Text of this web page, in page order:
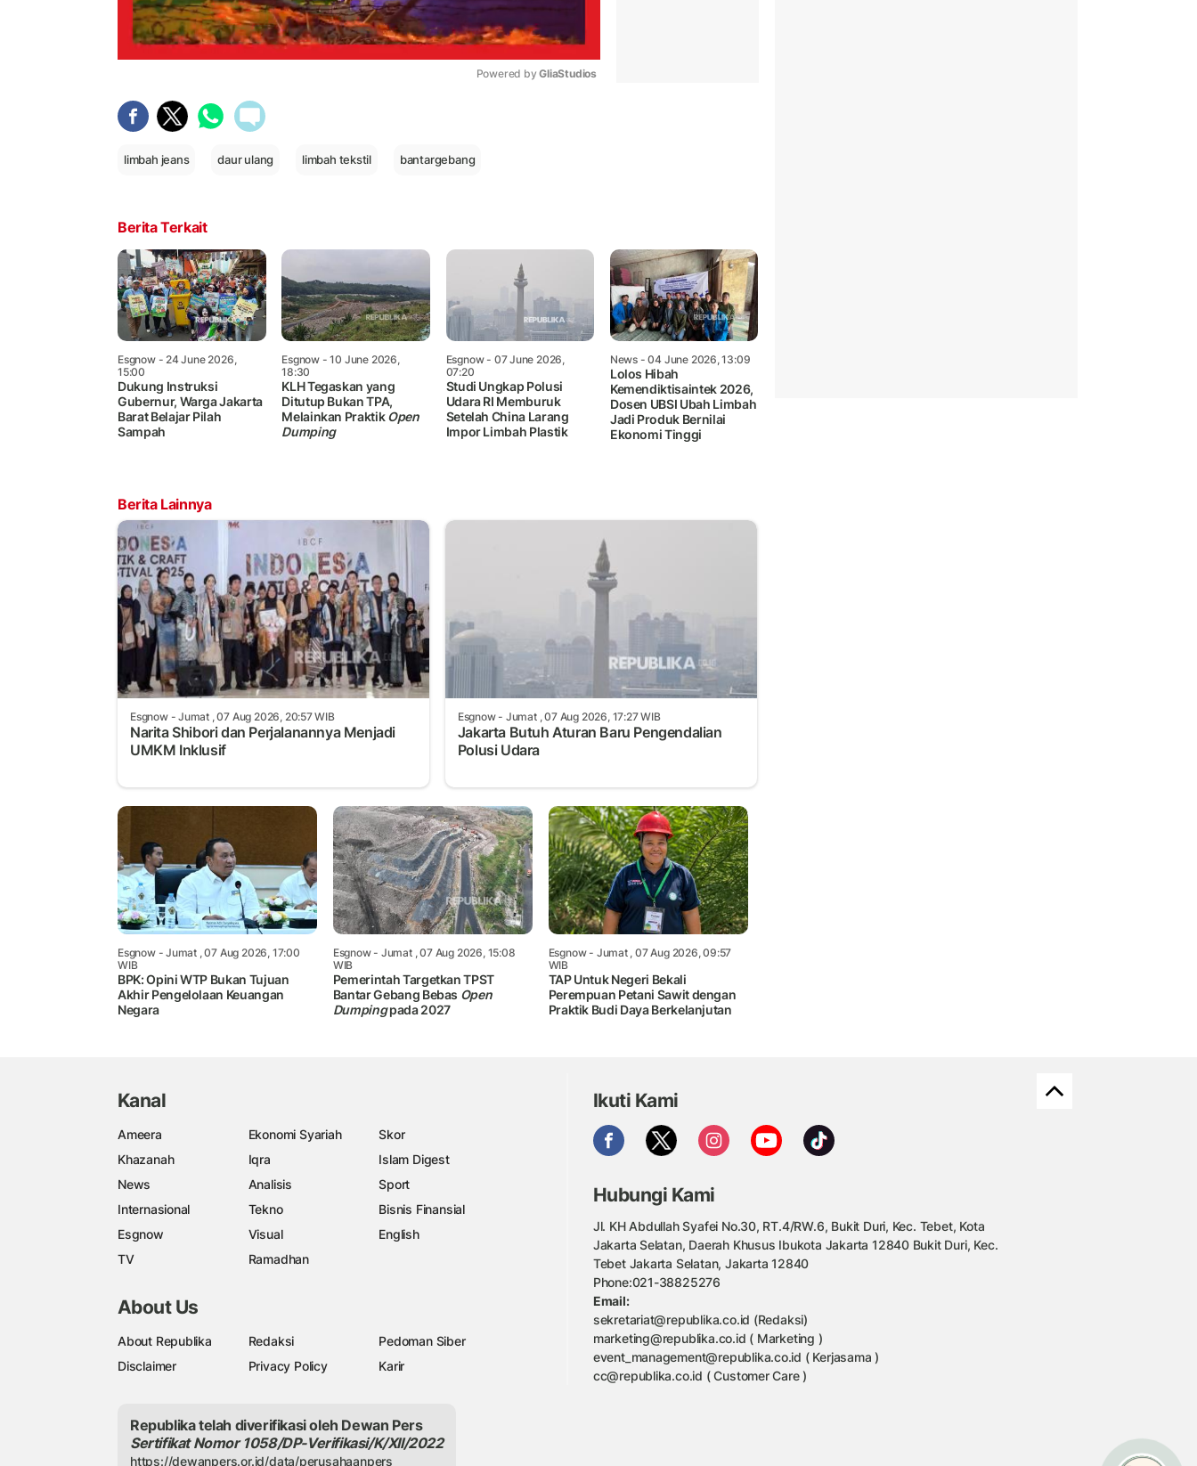
Powered by GliaStudios
limbah jeans daur ulang limbah tekstil bantargebang
Berita Terkait
Esgnow- 24 June 2026,
15:00
Dukung Instruksi
Gubernur, Warga Jakarta
Barat Belajar Pilah
Sampah
Esgnow - 10 June 2026,
18:30
KLH Tegaskan yang
Ditutup Bukan TPA,
Melainkan PraktikOpen
Dumping
Esgnow- 07 June 2026,
07:20
Studi Ungkap Polusi
Udara RI Memburuk
Setelah China Larang
Impor Limbah Plastik
News - 04 June 2026, 13:09
Lolos Hibah
Kemendiktisaintek 2026,
Dosen UBSI Ubah Limbah
Jadi Produk Bernilai
Ekonomi Tinggi
Berita Lainnya
Esgnow- Jumat , 07 Aug 2026, 20:57 WIB
Narita Shibori dan Perjalanannya Menjadi
UMKM Inklusif
Esgnow- Jumat , 07 Aug 2026, 17:27 WIB
Jakarta Butuh Aturan Baru Pengendalian
Polusi Udara
Esgnow- Jumat , 07 Aug 2026, 17:00
WIB
BPK: Opini WTP Bukan Tujuan
Akhir Pengelolaan Keuangan
Negara
Esgnow- Jumat , 07 Aug 2026, 15:08
WIB
Pemerintah Targetkan TPST
Bantar Gebang Bebas Open
Dumpingpada 2027
Esgnow- Jumat , 07 Aug 2026, 09:57
WIB
TAP Untuk Negeri Bekali
Perempuan Petani Sawit dengan
Praktik Budi Daya Berkelanjutan
Kanal
Ameera Ekonomi Syariah
Skor
Khazanah
Iqra
Islam Digest
News
Analisis
Sport
Internasional
Tekno
Bisnis Finansial
Esgnow
Visual
English
TV
Ramadhan
About Us
About Republika Redaksi
Pedoman Siber
Disclaimer
Privacy Policy Karir
Republika telah diverifikasi oleh Dewan Pers
Sertifikat Nomor 1058/DP-Verifikasi/K/XII/2022
https://dewanpers.or.id/data/perusahaanpers
Ikuti Kami
Hubungi Kami
Jl. KH Abdullah Syafei No.30, RT.4/RW.6, Bukit Duri, Kec. Tebet, Kota
Jakarta Selatan, Daerah Khusus Ibukota Jakarta 12840 Bukit Duri, Kec.
Tebet Jakarta Selatan, Jakarta 12840
Phone:021-38825276
Email:
sekretariat@republika.co.id (Redaksi)
marketing@republika.co.id ( Marketing )
event_management@republika.co.id ( Kerjasama )
cc@republika.co.id ( Customer Care )